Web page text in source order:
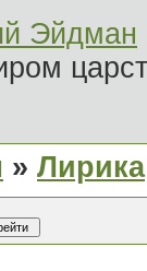
Эйдман
» Лирика